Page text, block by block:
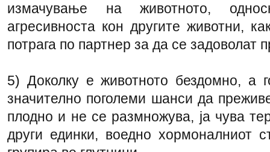
измачување на животното,
агресивноста кон другите животни,
потрага по партнер за да се задоволат
5) Доколку е животното бездомно, а
значително поголеми шанси да
плодно и не се размножува, ја чува
други единки, воедно хормоналниот